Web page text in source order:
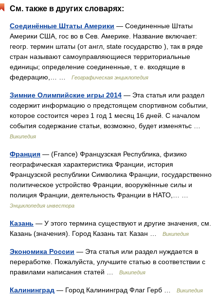
См. также в других словарях:
Соединённые Штаты Америки — Соединенные Штаты
Америки США, гос во в Сев. Америке. Название включает:
геогр. термин штаты (от англ, state государство ), так в ряде
стран называют самоуправляющиеся территориальные
единицы; определение соединенные, т. е. входящие в
федерацию,… …
Географическая энциклопедия
Зимние Олимпийские игры 2014 — Эта статья или раздел
содержит информацию о предстоящем спортивном событии,
которое состоится через 1 год 1 месяц 16 дней. С началом
события содержание статьи, возможно, будет изменятьс …
Википедия
Франция — (France) Французская Республика, физико
географическая характеристика Франции, история
Французской республики Символика Франции, государственно
политическое устройство Франции, вооружённые силы и
полиция Франции, деятельность Франции в НАТО,… …
Энциклопедия инвестора
Казань — У этого термина существуют и другие значения, см.
Казань (значения). Город Казань тат. Казан …
Википедия
Экономика России — Эта статья или раздел нуждается в
переработке. Пожалуйста, улучшите статью в соответствии с
правилами написания статей …
Википедия
Калининград — Город Калининград Флаг Герб … Википедия